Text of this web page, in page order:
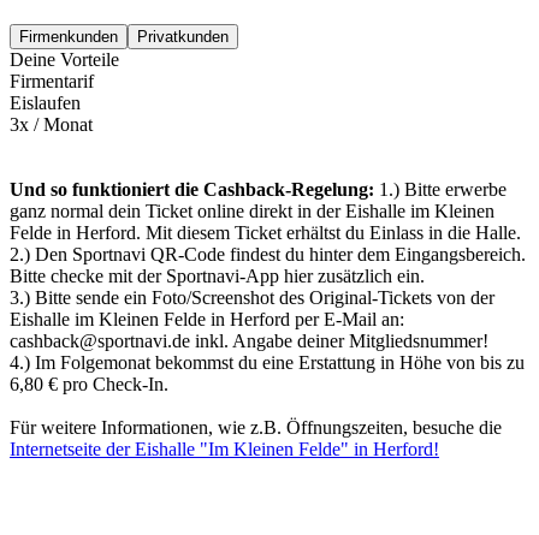
Firmenkunden Privatkunden
Deine Vorteile
Firmentarif
Eislaufen
3x / Monat
Und so funktioniert die Cashback-Regelung: 1.) Bitte erwerbe
ganz normal dein Ticket online direkt in der Eishalle im Kleinen
Felde in Herford. Mit diesem Ticket erhältst du Einlass in die Halle.
2.) Den Sportnavi QR-Code findest du hinter dem Eingangsbereich.
Bitte checke mit der Sportnavi-App hier zusätzlich ein.
3.) Bitte sende ein Foto/Screenshot des Original-Tickets von der
Eishalle im Kleinen Felde in Herford per E-Mail an:
cashback@sportnavi.de inkl. Angabe deiner Mitgliedsnummer!
4.) Im Folgemonat bekommst du eine Erstattung in Höhe von bis zu
6,80 € pro Check-In.
Für weitere Informationen, wie z.B. Öffnungszeiten, besuche die
Internetseite der Eishalle "Im Kleinen Felde" in Herford!